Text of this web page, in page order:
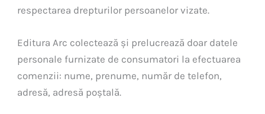
respectarea drepturilor persoanelor vizate.
Editura Arc colectează și prelucrează doar datele
personale furnizate de consumatori la efectuarea
comenzii: nume, prenume, număr de telefon,
adresă, adresă poștală.